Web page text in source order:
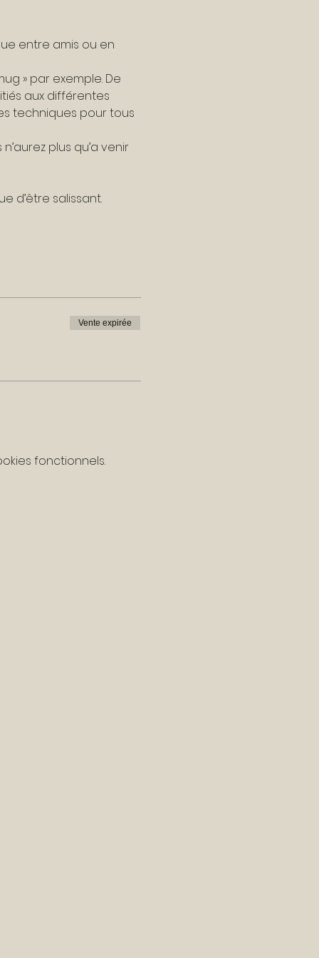
entre amis ou en
» par exemple. De
aux différentes
techniques pour tous
plus qu’a venir
d’être salissant.
Vente expirée
fonctionnels.